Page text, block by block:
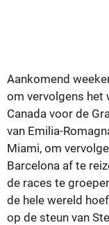
Aankomend
om vervolgens het
Canada voor de
van Emilia-
Miami, om
Barcelona af te
de races te
de hele wereld
op de steun van